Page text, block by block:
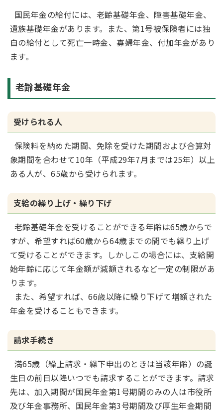
国民年金の給付には、老齢基礎年金、障害基礎年金、
遺族基礎年金があります。また、第1号被保険者には独
自の給付として死亡一時金、寡婦年金、付加年金があり
ます。
老齢基礎年金
受けられる人
保険料を納めた期間、免除を受けた期間および合算対
象期間を合わせて10年（平成29年7月までは25年）以上
ある人が、65歳から受けられます。
支給の繰り上げ・繰り下げ
老齢基礎年金を受けることができる年齢は65歳からで
すが、希望すれば60歳から64歳までの間でも繰り上げ
て受けることができます。しかしこの場合には、支給開
始年齢に応じて年金額が減額されるなど一定の制限があ
ります。
また、希望すれば、66歳以降に繰り下げて増額された
年金を受けることもできます。
請求手続き
満65歳（繰上請求・繰下申出のときは当該年齢）の誕
生日の前日以降いつでも請求することができます。請求
先は、加入期間が国民年金第1号期間のみの人は市役所
及び年金事務所、国民年金第3号期間及び厚生年金期間